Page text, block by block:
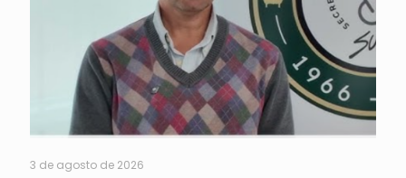
3 de agosto de 2026